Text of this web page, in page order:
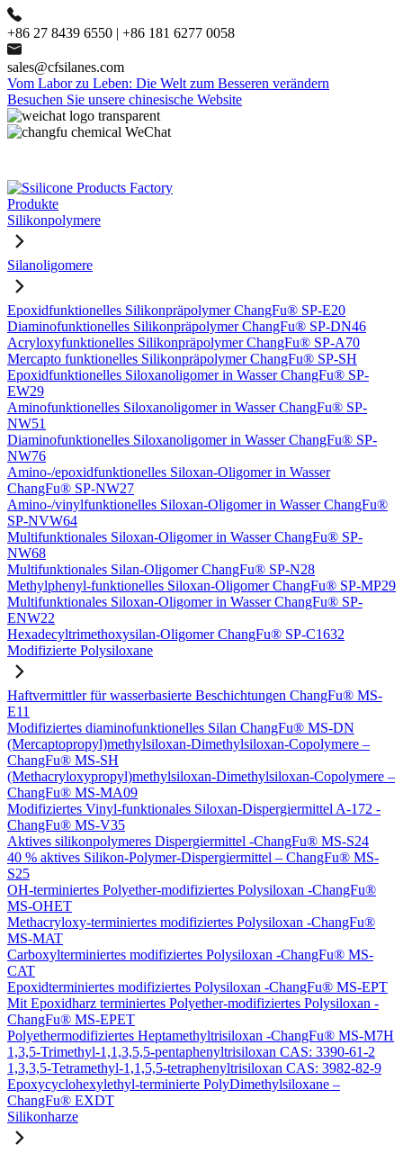
+86 27 8439 6550 | +86 181 6277 0058
sales@cfsilanes.com
Vom Labor zu Leben: Die Welt zum Besseren verändern
Besuchen Sie unsere chinesische Website
Produkte
Silikonpolymere
Silanoligomere
Epoxidfunktionelles Silikonpräpolymer ChangFu® SP-E20
Diaminofunktionelles Silikonpräpolymer ChangFu® SP-DN46
Acryloxyfunktionelles Silikonpräpolymer ChangFu® SP-A70
Mercapto funktionelles Silikonpräpolymer ChangFu® SP-SH
Epoxidfunktionelles Siloxanoligomer in Wasser ChangFu® SP-
EW29
Aminofunktionelles Siloxanoligomer in Wasser ChangFu® SP-
NW51
Diaminofunktionelles Siloxanoligomer in Wasser ChangFu® SP-
NW76
Amino-/epoxidfunktionelles Siloxan-Oligomer in Wasser
ChangFu® SP-NW27
Amino-/vinylfunktionelles Siloxan-Oligomer in Wasser ChangFu®
SP-NVW64
Multifunktionales Siloxan-Oligomer in Wasser ChangFu® SP-
NW68
Multifunktionales Silan-Oligomer ChangFu® SP-N28
Methylphenyl-funktionelles Siloxan-Oligomer ChangFu® SP-MP29
Multifunktionales Siloxan-Oligomer in Wasser ChangFu® SP-
ENW22
Hexadecyltrimethoxysilan-Oligomer ChangFu® SP-C1632
Modifizierte Polysiloxane
Haftvermittler für wasserbasierte Beschichtungen ChangFu® MS-
E11
Modifiziertes diaminofunktionelles Silan ChangFu® MS-DN
(Mercaptopropyl)methylsiloxan-Dimethylsiloxan-Copolymere –
ChangFu® MS-SH
(Methacryloxypropyl)methylsiloxan-Dimethylsiloxan-Copolymere –
ChangFu® MS-MA09
Modifiziertes Vinyl-funktionales Siloxan-Dispergiermittel A-172 -
ChangFu® MS-V35
Aktives silikonpolymeres Dispergiermittel -ChangFu® MS-S24
40 % aktives Silikon-Polymer-Dispergiermittel – ChangFu® MS-
S25
OH-terminiertes Polyether-modifiziertes Polysiloxan -ChangFu®
MS-OHET
Methacryloxy-terminiertes modifiziertes Polysiloxan -ChangFu®
MS-MAT
Carboxylterminiertes modifiziertes Polysiloxan -ChangFu® MS-
CAT
Epoxidterminiertes modifiziertes Polysiloxan -ChangFu® MS-EPT
Mit Epoxidharz terminiertes Polyether-modifiziertes Polysiloxan -
ChangFu® MS-EPET
Polyethermodifiziertes Heptamethyltrisiloxan -ChangFu® MS-M7H
1,3,5-Trimethyl-1,1,3,5,5-pentaphenyltrisiloxan CAS: 3390-61-2
1,3,3,5-Tetramethyl-1,1,5,5-tetraphenyltrisiloxan CAS: 3982-82-9
Epoxycyclohexylethyl-terminierte PolyDimethylsiloxane –
ChangFu® EXDT
Silikonharze